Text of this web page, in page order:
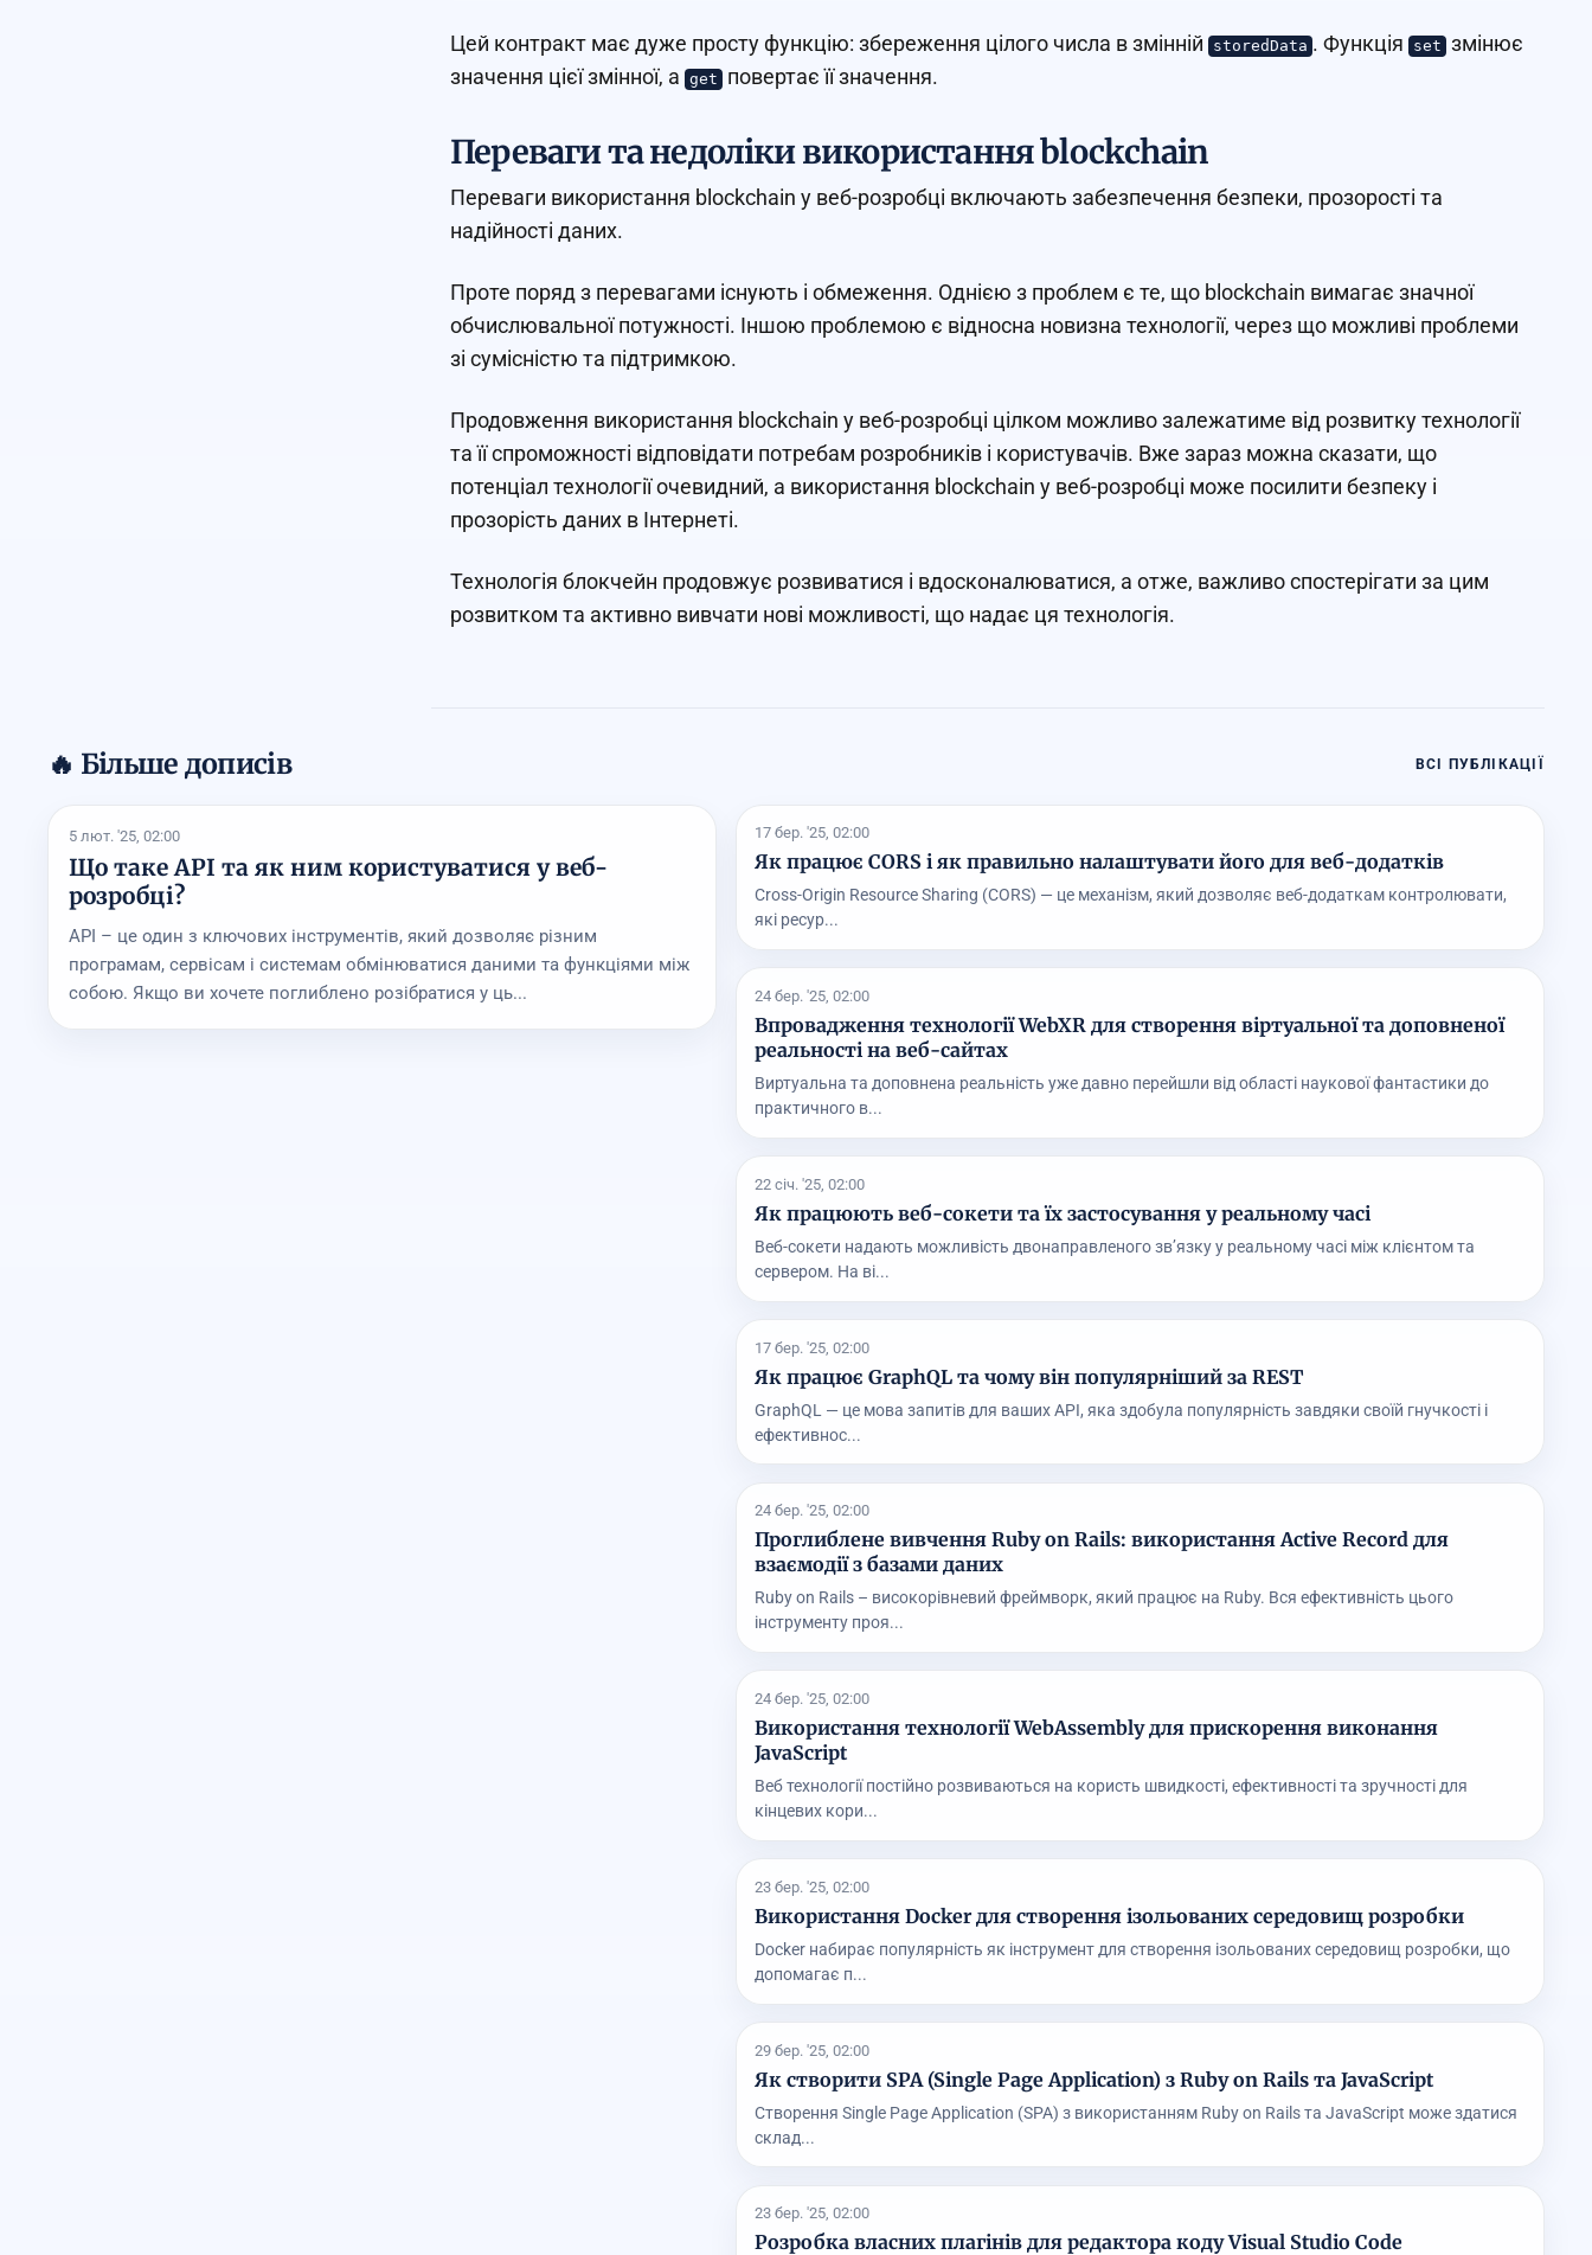
Цей контракт має дуже просту функцію: збереження цілого числа в змінній storedData . Функція set змінює
значення цієї змінної, а get повертає її значення.
Переваги та недоліки використання blockchain
Переваги використання blockchain у веб-розробці включають забезпечення безпеки, прозорості та
надійності даних.
Проте поряд з перевагами існують і обмеження. Однією з проблем є те, що blockchain вимагає значної
обчислювальної потужності. Іншою проблемою є відносна новизна технології, через що можливі проблеми
зі сумісністю та підтримкою.
Продовження використання blockchain у веб-розробці цілком можливо залежатиме від розвитку технології
та її спроможності відповідати потребам розробників і користувачів. Вже зараз можна сказати, що
потенціал технології очевидний, а використання blockchain у веб-розробці може посилити безпеку і
прозорість даних в Інтернеті.
Технологія блокчейн продовжує розвиватися і вдосконалюватися, а отже, важливо спостерігати за цим
розвитком та активно вивчати нові можливості, що надає ця технологія.
🔥 Більше дописів ВСІ ПУБЛІКАЦІЇ
5 лют. '25, 02:00
Що таке API та як ним користуватися у веб-
розробці?
API – це один з ключових інструментів, який дозволяє різним
програмам, сервісам і системам обмінюватися даними та функціями між
собою. Якщо ви хочете поглиблено розібратися у ць...
17 бер. '25, 02:00
Як працює CORS і як правильно налаштувати його для веб-додатків
Cross-Origin Resource Sharing (CORS) — це механізм, який дозволяє веб-додаткам контролювати,
які ресур...
24 бер. '25, 02:00
Впровадження технології WebXR для створення віртуальної та доповненої
реальності на веб-сайтах
Виртуальна та доповнена реальність уже давно перейшли від області наукової фантастики до
практичного в...
22 січ. '25, 02:00
Як працюють веб-сокети та їх застосування у реальному часі
Веб-сокети надають можливість двонаправленого зв’язку у реальному часі між клієнтом та
сервером. На ві...
17 бер. '25, 02:00
Як працює GraphQL та чому він популярніший за REST
GraphQL — це мова запитів для ваших API, яка здобула популярність завдяки своїй гнучкості і
ефективнос...
24 бер. '25, 02:00
Проглиблене вивчення Ruby on Rails: використання Active Record для
взаємодії з базами даних
Ruby on Rails – високорівневий фреймворк, який працює на Ruby. Вся ефективність цього
інструменту проя...
24 бер. '25, 02:00
Використання технології WebAssembly для прискорення виконання
JavaScript
Веб технології постійно розвиваються на користь швидкості, ефективності та зручності для
кінцевих кори...
23 бер. '25, 02:00
Використання Docker для створення ізольованих середовищ розробки
Docker набирає популярність як інструмент для створення ізольованих середовищ розробки, що
допомагає п...
29 бер. '25, 02:00
Як створити SPA (Single Page Application) з Ruby on Rails та JavaScript
Створення Single Page Application (SPA) з використанням Ruby on Rails та JavaScript може здатися
склад...
23 бер. '25, 02:00
Розробка власних плагінів для редактора коду Visual Studio Code